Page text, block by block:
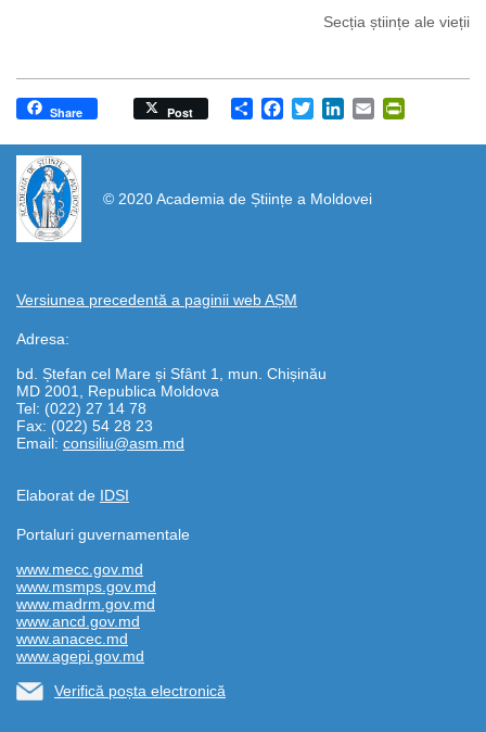
Secția științe ale vieții
Share
Share Post Facebook
TwitterLinkedIn
Email
© 2020 Academia de Științe a Moldovei
Versiunea precedentă a paginii web AȘM
Adresa:
bd. Ștefan cel Mare și Sfânt 1, mun. Chișinău
MD 2001, Republica Moldova
Tel: (022) 27 14 78
Fax: (022) 54 28 23
Email: consiliu@asm.md
Elaborat de IDSI
https://propletenie.ru/
Portaluri guvernamentale
www.mecc.gov.md
www.msmps.gov.md
www.madrm.gov.md
www.ancd.gov.md
www.anacec.md
www.agepi.gov.md
Verifică poșta electronică